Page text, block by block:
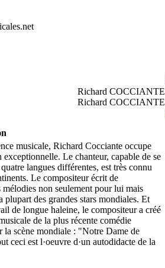
Richard COCCIANTE
Richard COCCIANTE
musicale, Richard Cocciante occupe
exceptionnelle. Le chanteur, capable de se
langues différentes, est très connu
Le compositeur écrit de
mélodies non seulement pour lui mais
plupart des grandes stars mondiales. Et
de longue haleine, le compositeur a créé
de la plus récente comédie
la scène mondiale : "Notre Dame de
ceci est l·oeuvre d·un autodidacte de la